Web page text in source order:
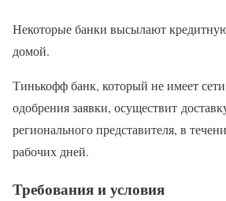
Некоторые банки высылают
домой.
Тинькофф банк, который не имеет
одобрения заявки, осуществит
регионального представителя, в
рабочих дней.
Требования и условия